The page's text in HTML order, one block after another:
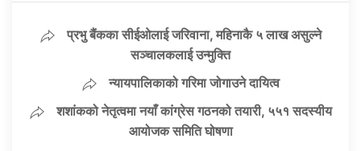
प्रभु बैंकका सीईओलाई जरिवाना, महिनाकै ५ लाख असुल्ने
सञ्चालकलाई उन्मुक्ति
न्यायपालिकाको गरिमा जोगाउने दायित्व
शशांकको नेतृत्वमा नयाँ कांग्रेस गठनको तयारी, ५५१ सदस्यीय
आयोजक समिति घोषणा